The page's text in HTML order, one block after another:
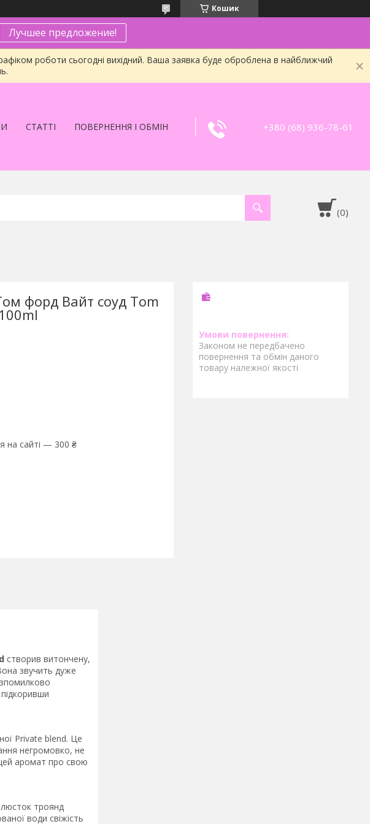
Кошик
Лучшее предложение!
роботи сьогодні вихідний. Ваша заявка буде оброблена в найближчий
СТАТТІ ПОВЕРНЕННЯ І ОБМІН +380 (68) 936-78-61
форд Вайт соуд Tom
на сайті — 300 ₴
Законом не передбачено
повернення та обмін даного
товару належної якості
створив витончену,
звучить дуже
Private blend. Це
негромовко, не
аромат про свою
троянд
води свіжість